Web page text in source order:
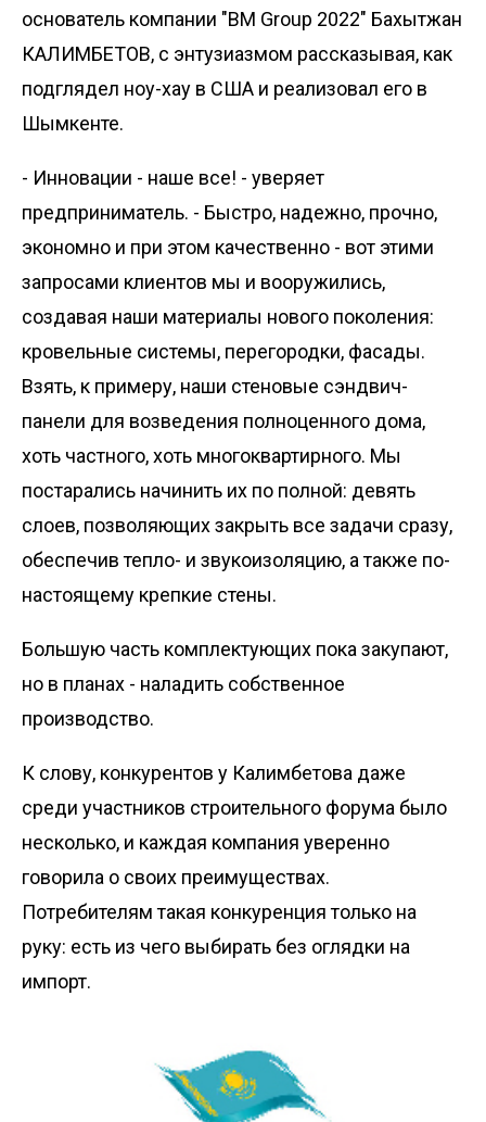
основатель компании "ВМ Group 2022" Бахытжан
КАЛИМБЕТОВ, с энтузиазмом рассказывая, как
подглядел ноу-хау в США и реализовал его в
Шымкенте.
- Инновации - наше все! - уверяет
предприниматель. - Быстро, надежно, прочно,
экономно и при этом качественно - вот этими
запросами клиентов мы и вооружились,
создавая наши материалы нового поколения:
кровельные системы, перегородки, фасады.
Взять, к примеру, наши стеновые сэндвич-
панели для возведения полноценного дома,
хоть частного, хоть многоквартирного. Мы
постарались начинить их по полной: девять
слоев, позволяющих закрыть все задачи сразу,
обеспечив тепло- и звукоизоляцию, а также по-
настоящему крепкие стены.
Большую часть комплектующих пока закупают,
но в планах - наладить собственное
производство.
К слову, конкурентов у Калимбетова даже
среди участников строительного форума было
несколько, и каждая компания уверенно
говорила о своих преимуществах.
Потребителям такая конкуренция только на
руку: есть из чего выбирать без оглядки на
импорт.